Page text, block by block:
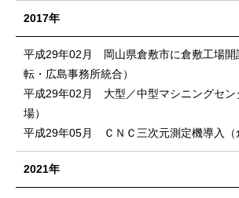
2017年
平成29年02月 岡山県倉敷市に倉敷工場開
転・広島事務所統合）
平成29年02月 大型／中型マシニングセン
場）
平成29年05月 ＣＮＣ三次元測定機導入（
2021年